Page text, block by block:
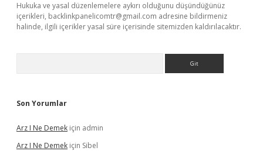
Hukuka ve yasal düzenlemelere aykırı olduğunu düşündüğünüz
içerikleri, backlinkpanelicomtr@gmail.com adresine bildirmeniz
halinde, ilgili içerikler yasal süre içerisinde sitemizden kaldırılacaktır.
Son Yorumlar
Arz I Ne Demek için admin
Arz I Ne Demek için Sibel